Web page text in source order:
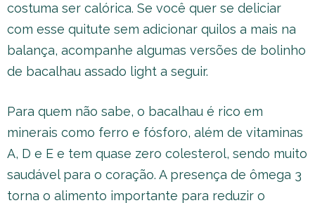
costuma ser calórica. Se você quer se deliciar
com esse quitute sem adicionar quilos a mais na
balança, acompanhe algumas versões de bolinho
de bacalhau assado light a seguir.
Para quem não sabe, o bacalhau é rico em
minerais como ferro e fósforo, além de vitaminas
A, D e E e tem quase zero colesterol, sendo muito
saudável para o coração. A presença de ômega 3
torna o alimento importante para reduzir o